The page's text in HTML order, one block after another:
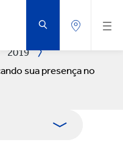
2019
sua presença no